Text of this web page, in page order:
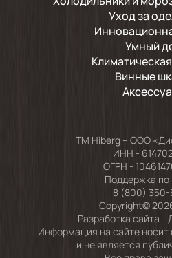
Уход за
Умный
Винные
TM Hiberg – ООО
ИНН -
ОГРН -
Поддержка по
8 (800) 350-
Copyright©
Разработка сайта -
Информация на сайте носит
и не является